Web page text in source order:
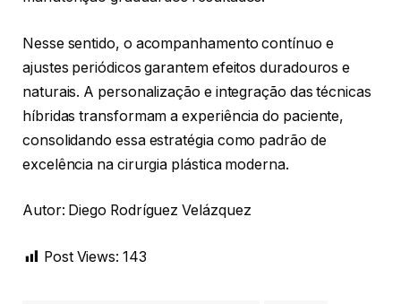
Nesse sentido, o acompanhamento contínuo e
ajustes periódicos garantem efeitos duradouros e
naturais. A personalização e integração das técnicas
híbridas transformam a experiência do paciente,
consolidando essa estratégia como padrão de
excelência na cirurgia plástica moderna.
Autor: Diego Rodríguez Velázquez
Post Views: 143